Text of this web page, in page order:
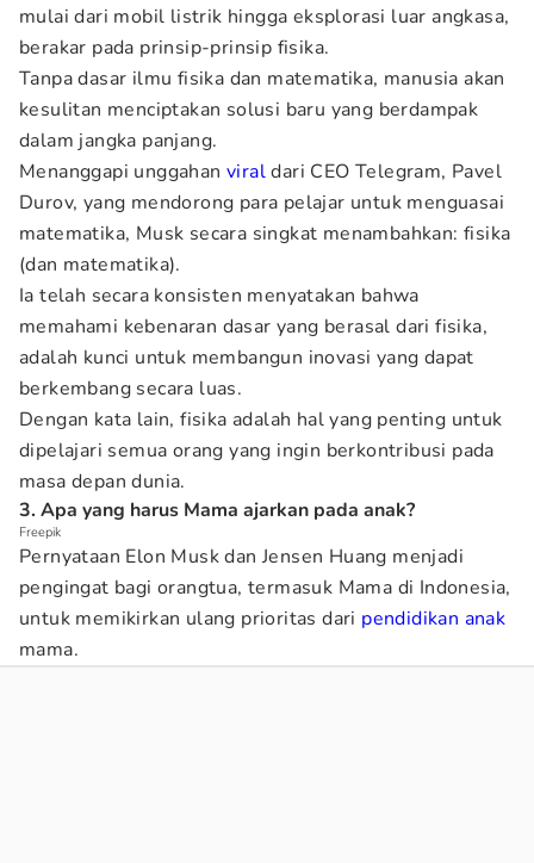
mulai dari mobil listrik hingga eksplorasi luar angkasa,
berakar pada prinsip-prinsip fisika.
Tanpa dasar ilmu fisika dan matematika, manusia akan
kesulitan menciptakan solusi baru yang berdampak
dalam jangka panjang.
Menanggapi unggahan viraldari CEO Telegram, Pavel
Durov, yang mendorong para pelajar untuk menguasai
matematika, Musk secara singkat menambahkan: fisika
(dan matematika).
Ia telah secara konsisten menyatakan bahwa
memahami kebenaran dasar yang berasal dari fisika,
adalah kunci untuk membangun inovasi yang dapat
berkembang secara luas.
Dengan kata lain, fisika adalah hal yang penting untuk
dipelajari semua orang yang ingin berkontribusi pada
masa depan dunia.
3. Apa yang harus Mama ajarkan pada anak?
Freepik
Pernyataan Elon Musk dan Jensen Huang menjadi
pengingat bagi orangtua, termasuk Mama di Indonesia,
untuk memikirkan ulang prioritas dari pendidikan anak
mama.